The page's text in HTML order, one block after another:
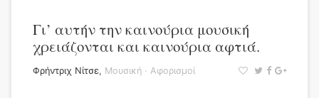
Γι’ αυτήν την καινούρια μουσική
χρειάζονται και καινούρια αφτιά.
Φρήντριχ Νίτσε, Μουσική · Αφορισμοί